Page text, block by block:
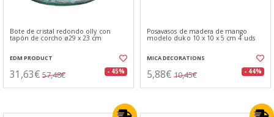
Bote de cristal redondo olly con
tapón de corcho ø29 x 23 cm
EDM PRODUCT
31,63€ 57,48€ - 45%
Posavasos de madera de mango
modelo duko 10 x 10 x 5 cm 4 uds
MICA DECORATIONS
5,88€ 10,45€ - 44%